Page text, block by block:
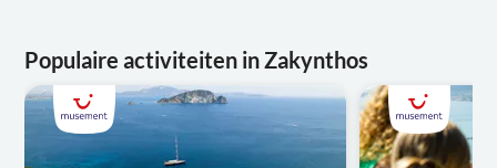
Populaire activiteiten in Zakynthos